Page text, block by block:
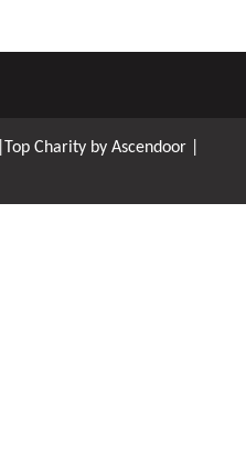
|Top Charity by Ascendoor